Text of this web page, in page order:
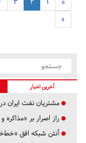
»
آخرین اخبار
مشتریان نفت ایران در ۷ سال گذشته +فیلم
راز اصرار بر
آنتن شبکه افق